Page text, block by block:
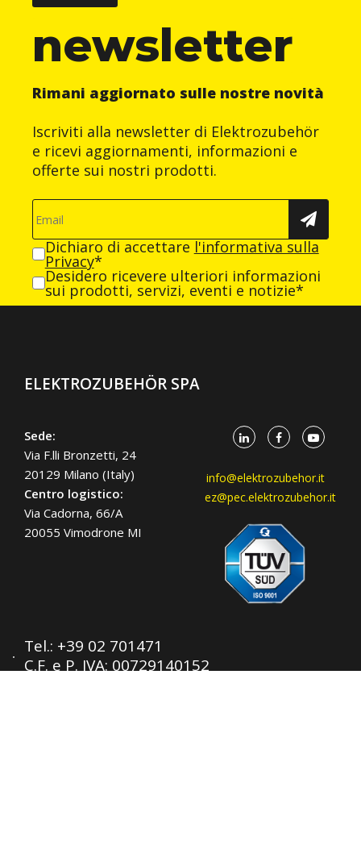
newsletter
Rimani aggiornato sulle nostre novità
Iscriviti alla newsletter di Elektrozubehör
e ricevi aggiornamenti, informazioni e
offerte sui nostri prodotti.
Dichiaro di accettare l'informativa sulla
Privacy*
Desidero ricevere ulteriori informazioni
sui prodotti, servizi, eventi e notizie*
ELEKTROZUBEHÖR SPA
Sede:
Via F.lli Bronzetti, 24
20129 Milano (Italy)
Centro logistico:
Via Cadorna, 66/A
20055 Vimodrone MI
info@elektrozubehor.it
ez@pec.elektrozubehor.it
Tel.: +39 02 701471
C.F. e P. IVA: 00729140152